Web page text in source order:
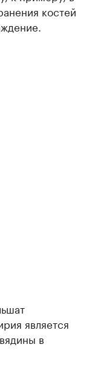
костей
является
в